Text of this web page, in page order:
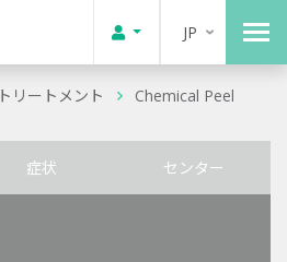
JP
トリートメント Chemical Peel
症状 センター